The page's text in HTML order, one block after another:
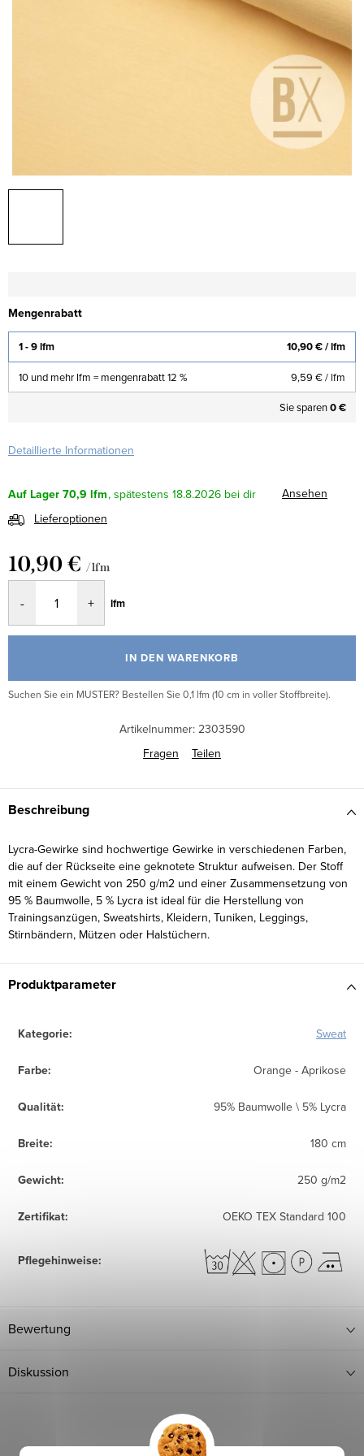
Mengenrabatt
1 - 9 lfm 10,90 €/ lfm
10 und mehr lfm = mengenrabatt 12 % 9,59 €/ lfm
Sie sparen0 €
Detaillierte Informationen
Auf Lager70,9 lfm 18.8.2026
Ansehen
Lieferoptionen
10,90 € / lfm
lfm
IN DEN WARENKORB
Suchen Sie ein MUSTER? Bestellen Sie 0,1 lfm (10 cm in voller Stoffbreite).
Artikelnummer: 2303590
Fragen
Teilen
Beschreibung
Lycra-Gewirke sind hochwertige Gewirke in verschiedenen Farben,
die auf der Rückseite eine geknotete Struktur aufweisen. Der Stoff
mit einem Gewicht von 250 g/m2 und einer Zusammensetzung von
95 % Baumwolle, 5 % Lycra ist ideal für die Herstellung von
Trainingsanzügen, Sweatshirts, Kleidern, Tuniken, Leggings,
Stirnbändern, Mützen oder Halstüchern.
Produktparameter
Kategorie: Sweat
Farbe: Orange - Aprikose
Qualität: 95% Baumwolle \ 5% Lycra
Breite: 180 cm
Gewicht: 250 g/m2
Zertifikat: OEKO TEX Standard 100
Pflegehinweise:
Bewertung
Diskussion